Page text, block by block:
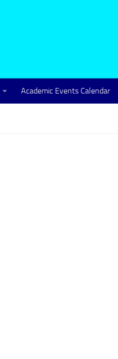
Academic Events Calendar